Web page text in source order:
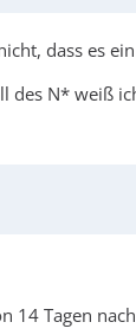
dass es
des N*
Tagen